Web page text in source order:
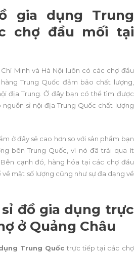
gia dụng Trung
chợ đầu mối tại
Minh và Hà Nội luôn có các chợ đầu
Trung Quốc đảm bảo chất lượng,
địa Trung. Ở đây bạn có thể tìm được
sỉ nội địa Trung Quốc chất lượng
ở đây sẽ cao hơn so với sản phẩm bạn
bên Trung Quốc, vì nó đã trải qua ít
cạnh đó, hàng hóa tại các chợ đầu
mặt số lượng cũng như sự đa dạng về
đồ gia dụng trực
ở Quảng Châu
Trung Quốc trực tiếp tại các chợ